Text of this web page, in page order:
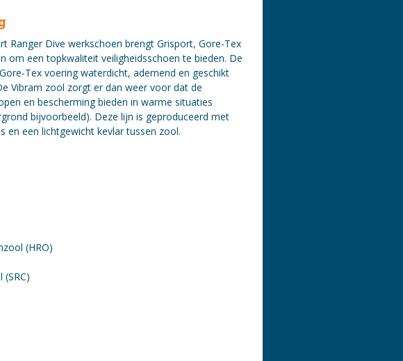
Ranger Dive werkschoen brengt Grisport, Gore-Tex
om een topkwaliteit veiligheidsschoen te bieden. De
Tex voering waterdicht, ademend en geschikt
Vibram zool zorgt er dan weer voor dat de
en bescherming bieden in warme situaties
bijvoorbeeld). Deze lijn is geproduceerd met
en een lichtgewicht kevlar tussen zool.
(HRO)